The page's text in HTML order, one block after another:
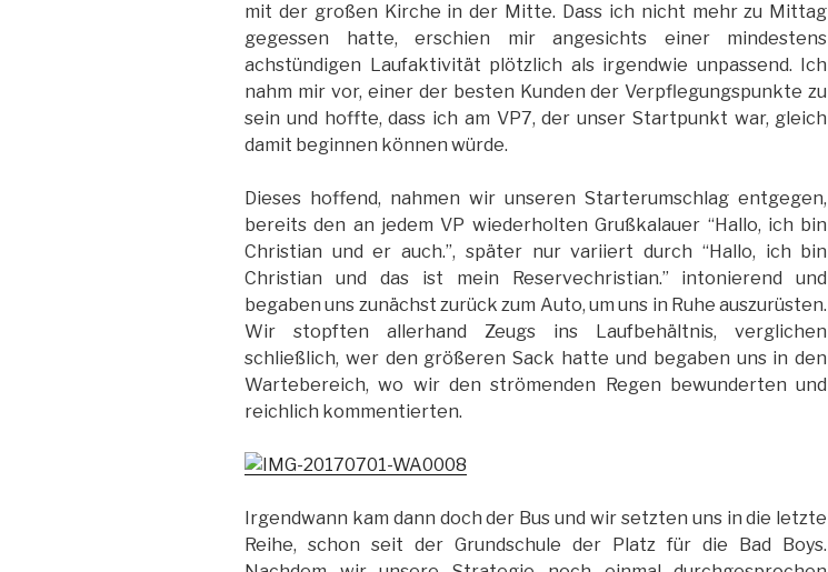
mit der großen Kirche in der Mitte. Dass ich nicht mehr zu Mittag
gegessen hatte, erschien mir angesichts einer mindestens
achstündigen Laufaktivität plötzlich als irgendwie unpassend. Ich
nahm mir vor, einer der besten Kunden der Verpflegungspunkte zu
sein und hoffte, dass ich am VP7, der unser Startpunkt war, gleich
damit beginnen können würde.
Dieses hoffend, nahmen wir unseren Starterumschlag entgegen,
bereits den an jedem VP wiederholten Grußkalauer “Hallo, ich bin
Christian und er auch.”, später nur variiert durch “Hallo, ich bin
Christian und das ist mein Reservechristian.” intonierend und
begaben uns zunächst zurück zum Auto, um uns in Ruhe auszurüsten.
Wir stopften allerhand Zeugs ins Laufbehältnis, verglichen
schließlich, wer den größeren Sack hatte und begaben uns in den
Wartebereich, wo wir den strömenden Regen bewunderten und
reichlich kommentierten.
Irgendwann kam dann doch der Bus und wir setzten uns in die letzte
Reihe, schon seit der Grundschule der Platz für die Bad Boys.